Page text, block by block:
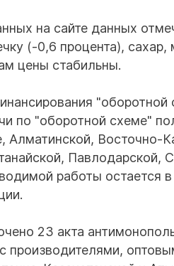
на сайте данных
(-0,6 процента),
цены стабильны.
по "оборотной схеме"
Алматинской, Восточно-
Павлодарской,
работы остается
23 акта
производителями,